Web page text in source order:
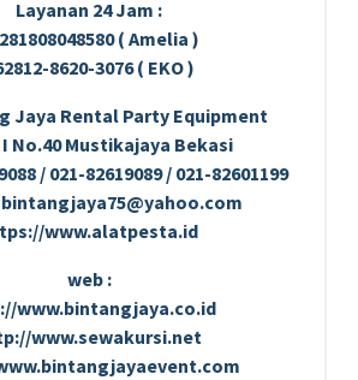
Layanan 24 Jam :
( Amelia )
8620-3076 ( EKO )
Jaya Rental Party Equipment
No.40 Mustikajaya Bekasi
/ 021-82619089 / 021-82601199
www.alatpesta.id
web :
www.bintangjaya.co.id
www.sewakursi.net